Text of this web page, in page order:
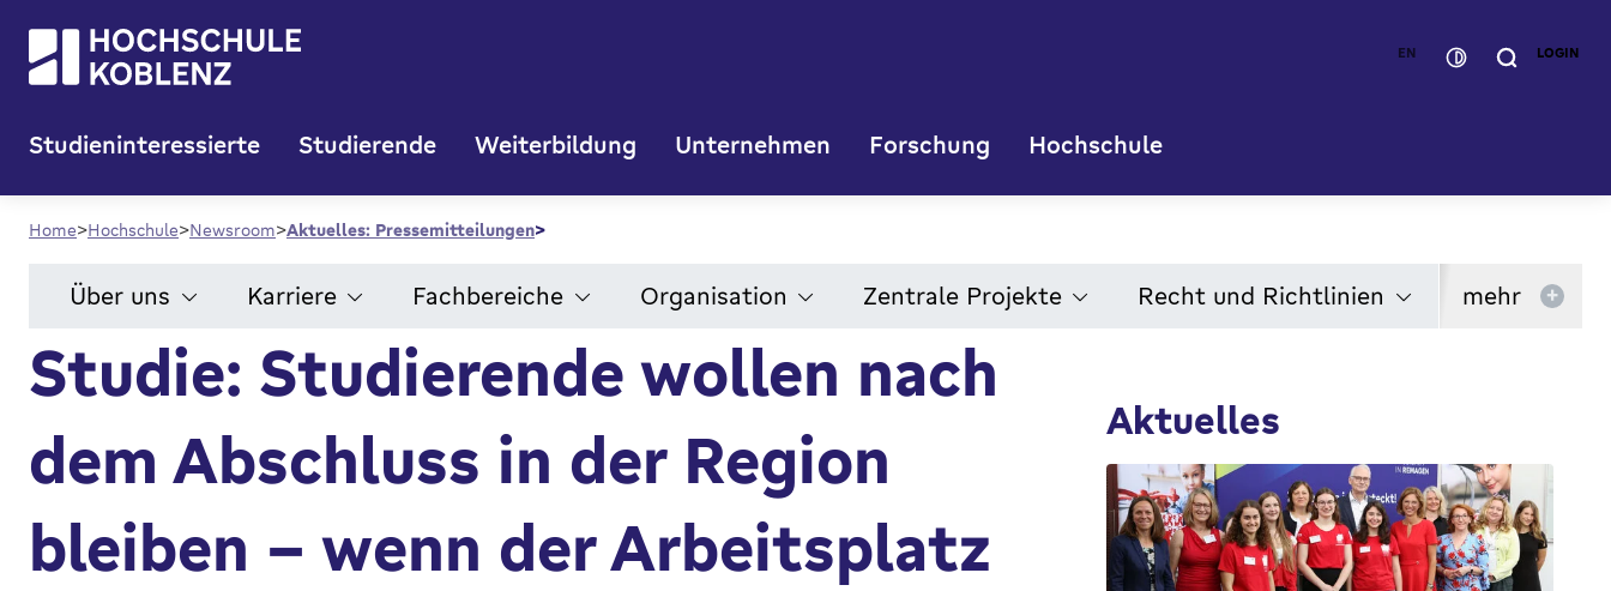
EN LOGIN
Studieninteressierte Studierende Weiterbildung Unternehmen Forschung Hochschule
Home Hochschule Newsroom Aktuelles: Pressemitteilungen
Über uns Karriere Fachbereiche Organisation Zentrale Projekte Recht und Richtlinien mehr +
Studie: Studierende wollen nach
dem Abschluss in der Region
bleiben – wenn der Arbeitsplatz
Aktuelles